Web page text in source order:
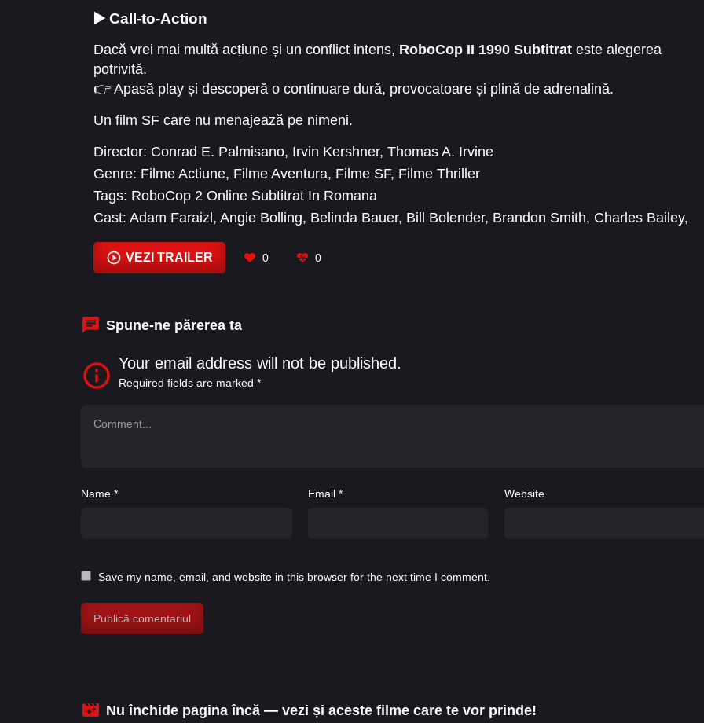
▶️ Call-to-Action
Dacă vrei mai multă acțiune și un conflict intens, RoboCop II 1990 Subtitrat este alegerea
potrivită.
👉 Apasă play și descoperă o continuare dură, provocatoare și plină de adrenalină.
Un film SF care nu menajează pe nimeni.
Director: Conrad E. Palmisano, Irvin Kershner, Thomas A. Irvine
Genre: Filme Actiune, Filme Aventura, Filme SF, Filme Thriller
Tags: RoboCop 2 Online Subtitrat In Romana
Cast: Adam Faraizl , Angie Bolling, Belinda Bauer, Bill Bolender, Brandon Smith, Charles Bailey,
GeldartVEZI TRAILER 0 0
Spune-ne părerea ta
Your email address will not be published.
Required fields are marked *
Name * Email* Website
Save my name, email, and website in this browser for the next time I comment.
Nu închide pagina încă — vezi și aceste filme care te vor prinde!